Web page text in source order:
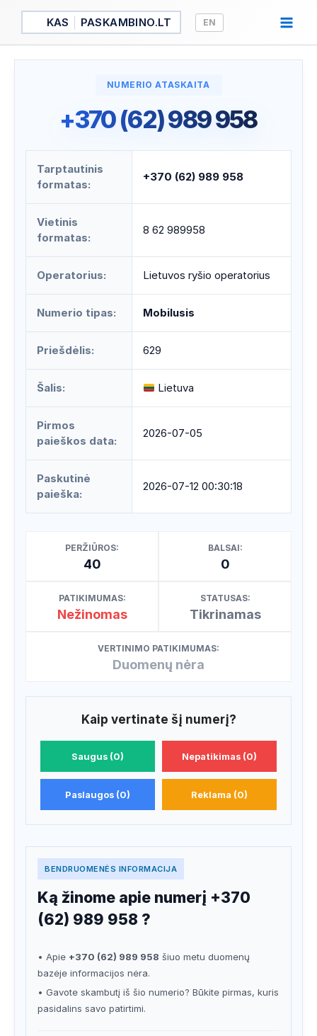
Pereiti
turinio
KAS PASKAMBINO.LT EN
NUMERIO ATASKAITA
+370 (62) 989 958
Tarptautinis
formatas:
+370 (62) 989 958
Vietinis
formatas:
8 62 989958
Operatorius: Lietuvos ryšio operatorius
Numerio tipas: Mobilusis
Priešdėlis: 629
Šalis: Lietuva
Pirmos
paieškos data:
2026-07-05
Paskutinė
paieška:
2026-07-12 00:30:18
PERŽIŪROS:
40
BALSAI:
0
PATIKIMUMAS:
Nežinomas
STATUSAS:
Tikrinamas
VERTINIMO PATIKIMUMAS:
Duomenų nėra
Kaip vertinate šį numerį?
Saugus (0) Nepatikimas (0)
Paslaugos (0) Reklama (0)
BENDRUOMENĖS INFORMACIJA
Ką žinome apie numerį +370
(62) 989 958 ?
• Apie +370 (62) 989 958 šiuo metu duomenų
bazėje informacijos nėra.
• Gavote skambutį iš šio numerio? Būkite pirmas, kuris
pasidalins savo patirtimi.